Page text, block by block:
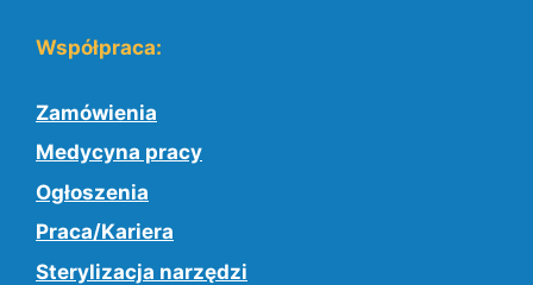
Współpraca:
Zamówienia
Medycyna pracy
Ogłoszenia
Praca/Kariera
Sterylizacja narzędzi